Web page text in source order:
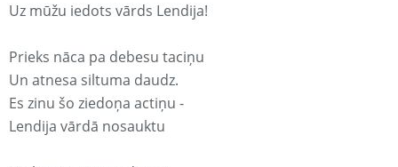
Uz mūžu iedots vārds Lendija!
Prieks nāca pa debesu taciņu
Un atnesa siltuma daudz.
Es zinu šo ziedoņa actiņu -
Lendija vārdā nosauktu